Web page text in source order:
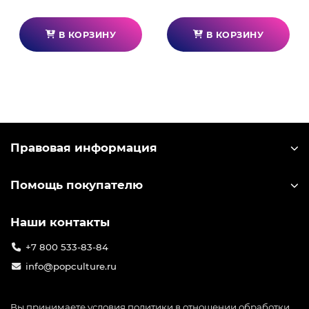
В КОРЗИНУ В КОРЗИНУ
Правовая информация
Помощь покупателю
Наши контакты
+7 800 533-83-84
info@popculture.ru